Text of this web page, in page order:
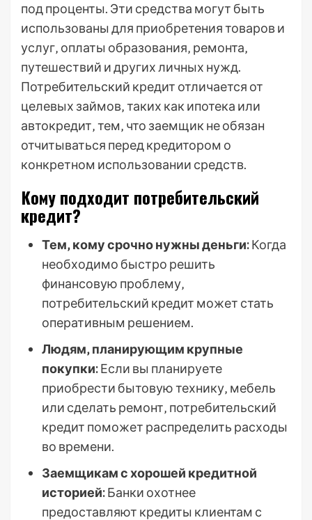
под проценты. Эти средства могут быть
использованы для приобретения товаров и
услуг‚ оплаты образования‚ ремонта‚
путешествий и других личных нужд.
Потребительский кредит отличается от
целевых займов‚ таких как ипотека или
автокредит‚ тем‚ что заемщик не обязан
отчитываться перед кредитором о
конкретном использовании средств.
Кому подходит потребительский
кредит?
Тем‚ кому срочно нужны деньги:Когда
необходимо быстро решить
финансовую проблему‚
потребительский кредит может стать
оперативным решением.
Людям‚ планирующим крупные
покупки:Если вы планируете
приобрести бытовую технику‚ мебель
или сделать ремонт‚ потребительский
кредит поможет распределить расходы
во времени.
Заемщикам с хорошей кредитной
историей:Банки охотнее
предоставляют кредиты клиентам с